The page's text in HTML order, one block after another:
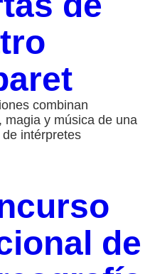
combinan
magia y música de una
intérpretes
de